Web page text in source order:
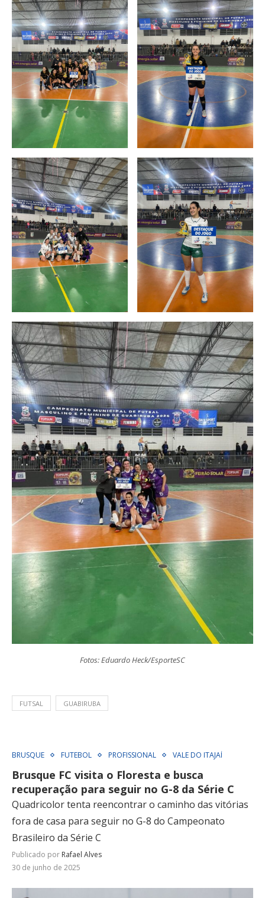
Fotos: Eduardo Heck/EsporteSC
FUTSAL GUABIRUBA
BRUSQUE FUTEBOL PROFISSIONAL VALE DO ITAJAÍ
Brusque FC visita o Floresta e busca
recuperação para seguir no G-8 da Série C
Quadricolor tenta reencontrar o caminho das vitórias
fora de casa para seguir no G-8 do Campeonato
Brasileiro da Série C
Publicado por Rafael Alves
30 de junho de 2025